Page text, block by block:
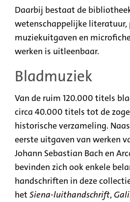
Daarbij bestaat de
wetenschappelijke literatuur,
muziekuitgaven en
werken is uitleenbaar.
Bladmuziek
Van de ruim 120.000 titels
circa 40.000 titels tot de
historische verzameling.
eerste uitgaven van werken
Johann Sebastian Bach en
bevinden zich ook enkele
handschriften in deze
het Siena-luithandschrift,